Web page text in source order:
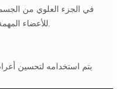
في الجزء العلوي من الجسم
للأعضاء المهمة وتحسين أعراض قصور الشريان التاجي.
يتم استخدامه لتحسين